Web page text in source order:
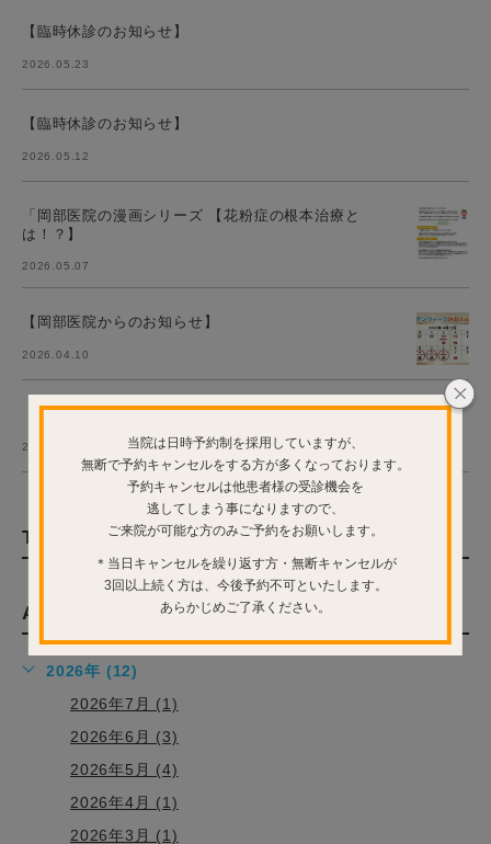
当院は日時予約制を採用していますが、
無断で予約キャンセルをする方が多くなっております。
予約キャンセルは他患者様の受診機会を
逃してしまう事になりますので、
ご来院が可能な方のみご予約をお願いします。
＊当日キャンセルを繰り返す方・無断キャンセルが
3回以上続く方は、今後予約不可といたします。
あらかじめご了承ください。
【臨時休診のお知らせ】
2026.05.23
【臨時休診のお知らせ】
2026.05.12
「岡部医院の漫画シリーズ 【花粉症の根本治療と
は！？】
2026.05.07
【岡部医院からのお知らせ】
2026.04.10
【臨時休診のお知らせ】
2026.03.26
TAG タグ
ARCHIVE 月別アーカイブ
2026年 (12)
2026年7月 (1)
2026年6月 (3)
2026年5月 (4)
2026年4月 (1)
2026年3月 (1)